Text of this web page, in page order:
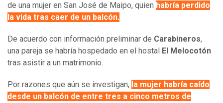
de una mujer en San José de Maipo, quien habría perdido
la vida tras caer de un balcón.
De acuerdo con información preliminar de Carabineros,
una pareja se habría hospedado en el hostal El Melocotón
tras asistir a un matrimonio.
Por razones que aún se investigan, la mujer habría caído
desde un balcón de entre tres a cinco metros de